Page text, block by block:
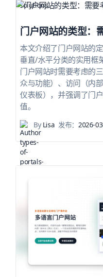
门户网站的类型：
本文介绍了门户网站的
垂直/水平分类的实用框
门户网站时需要考虑的
众与功能）、访问（内
仪表板），并强调了门
值。
ByLisa 发布： 2026-